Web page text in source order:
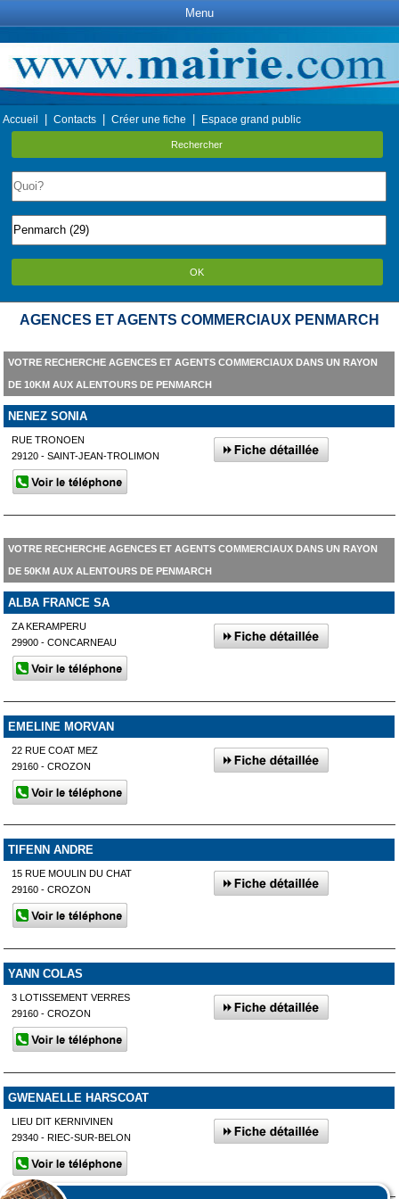
Menu
Accueil Contacts Créer une fiche Espace grand public
Rechercher
OK
AGENCES ET AGENTS COMMERCIAUX PENMARCH
VOTRE RECHERCHE AGENCES ET AGENTS COMMERCIAUX DANS UN RAYON
DE 10KM AUX ALENTOURS DE PENMARCH
NENEZ SONIA
RUE TRONOEN
29120 - SAINT-JEAN-TROLIMON
VOTRE RECHERCHE AGENCES ET AGENTS COMMERCIAUX DANS UN RAYON
DE 50KM AUX ALENTOURS DE PENMARCH
ALBA FRANCE SA
ZA KERAMPERU
29900 - CONCARNEAU
EMELINE MORVAN
22 RUE COAT MEZ
29160 - CROZON
TIFENN ANDRE
15 RUE MOULIN DU CHAT
29160 - CROZON
YANN COLAS
3 LOTISSEMENT VERRES
29160 - CROZON
GWENAELLE HARSCOAT
LIEU DIT KERNIVINEN
29340 - RIEC-SUR-BELON